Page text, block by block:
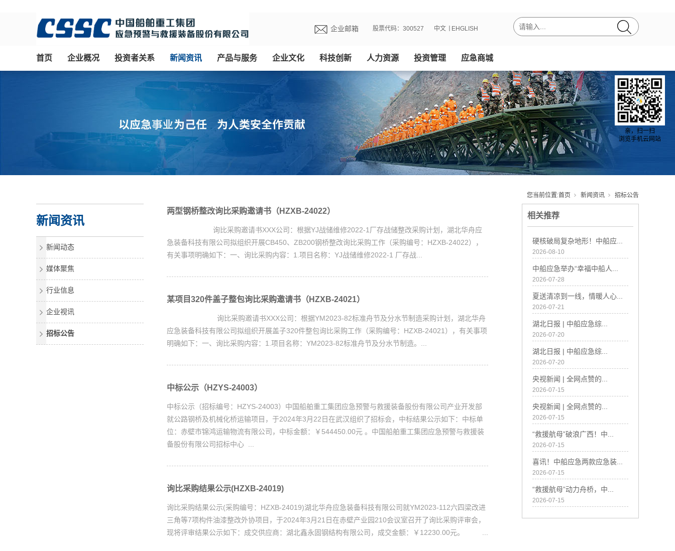
企业邮箱 股票代码：300527 EHGLISH
中文
首页 企业概况 投资者关系 新闻资讯 产品与服务 企业文化 科技创新 人力资源 投资管理 应急商城
您当前位置:首页 新闻资讯 招标公告
新闻资讯
新闻动态
媒体聚焦
行业信息
企业视讯
招标公告
两型钢桥整改询比采购邀请书（HZXB-24022）
询比采购邀请书XXX公司：根据YJ战储维修2022-1厂存战储整改采购计划，湖北华舟应
急装备科技有限公司拟组织开展CB450、ZB200钢桥整改询比采购工作（采购编号：HZXB-24022），
有关事项明确如下：一、询比采购内容：1.项目名称：YJ战储维修2022-1 厂存战...
某项目320件盖子整包询比采购邀请书（HZXB-24021）
询比采购邀请书XXX公司：根据YM2023-82标准舟节及分水节制造采购计划，湖北华舟
应急装备科技有限公司拟组织开展盖子320件整包询比采购工作（采购编号：HZXB-24021），有关事项
明确如下：一、询比采购内容：1.项目名称：YM2023-82标准舟节及分水节制造。...
中标公示（HZYS-24003）
中标公示（招标编号：HZYS-24003）中国船舶重工集团应急预警与救援装备股份有限公司产业开发部
就公路钢桥及机械化桥运输项目，于2024年3月22日在武汉组织了招标会，中标结果公示如下：中标单
位：赤壁市锦鸿运输物流有限公司，中标金额：￥544450.00元 。中国船舶重工集团应急预警与救援装
备股份有限公司招标中心 ...
询比采购结果公示(HZXB-24019)
询比采购结果公示(采购编号：HZXB-24019)湖北华舟应急装备科技有限公司就YM2023-112六四梁改进
三角等7项构件油漆整改外协项目，于2024年3月21日在赤壁产业园210会议室召开了询比采购评审会，
现将评审结果公示如下：成交供应商：湖北鑫永固钢结构有限公司，成交金额：￥12230.00元。 ...
相关推荐
硬核破局复杂地形！中船应...
2026-08-10
中船应急举办“幸福中船人...
2026-07-28
夏送清凉到一线，情暖人心...
2026-07-21
湖北日报 | 中船应急综...
2026-07-20
湖北日报 | 中船应急综...
2026-07-20
央视新闻 | 全网点赞的...
2026-07-15
央视新闻 | 全网点赞的...
2026-07-15
“救援航母”破浪广西！中...
2026-07-15
喜讯！中船应急两款应急装...
2026-07-15
“救援航母”动力舟桥，中...
2026-07-15
亲，扫一扫
浏览手机云网站